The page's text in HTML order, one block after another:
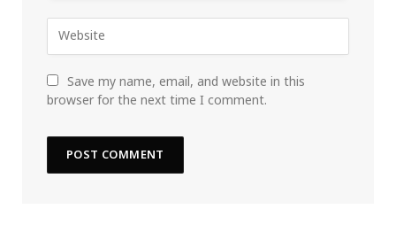
Save my name, email, and website in this
browser for the next time I comment.